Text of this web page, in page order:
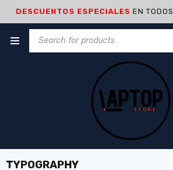
DESCUENTOS ESPECIALES EN TODOS
TYPOGRAPHY